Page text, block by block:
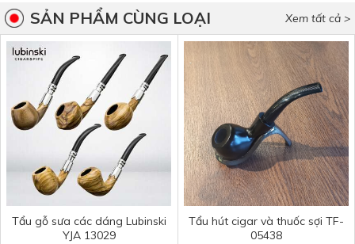
Xem tất cả >
SẢN PHẨM CÙNG LOẠI
Tẩu gỗ sưa các dáng Lubinski
YJA 13029
Tẩu hút cigar và thuốc sợi TF-
05438